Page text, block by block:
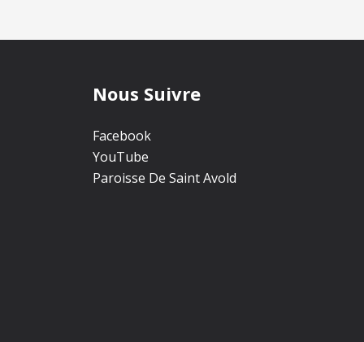
Nous Suivre
Facebook
YouTube
Paroisse De Saint Avold